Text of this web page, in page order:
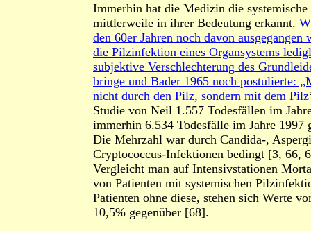
Immerhin hat die Medizin die
mittlerweile in ihrer Bedeutung erkannt.
den 60er Jahren noch davon ausgegangen
die Pilzinfektion eines Organsystems
subjektive Verschlechterung des
bringe und Bader 1965 noch postulierte:
nicht durch den Pilz, sondern mit dem Pilz
Studie von Neil 1.557 Todesfällen im
immerhin 6.534 Todesfälle im Jahre 1997
Die Mehrzahl war durch Candida-,
Cryptococcus-Infektionen bedingt [3, 66,
Vergleicht man auf Intensivstationen
von Patienten mit systemischen
Patienten ohne diese, stehen sich Werte
10,5% gegenüber [68].